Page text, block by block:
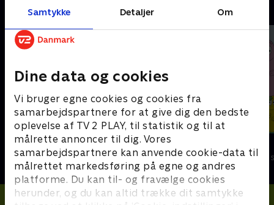
Samtykke Detaljer Om
Dine data og cookies
Vi bruger egne cookies og cookies fra
samarbejdspartnere for at give dig den bedste
oplevelse af TV 2 PLAY, til statistik og til at
målrette annoncer til dig. Vores
samarbejdspartnere kan anvende cookie-data til
målrettet markedsføring på egne og andres
platforme. Du kan til- og fravælge cookies
herunder, og du kan altid trække dit samtykke
Andre så også
Alfons Åberg
Børneserier • 1 sæsoner Børneserier • 1